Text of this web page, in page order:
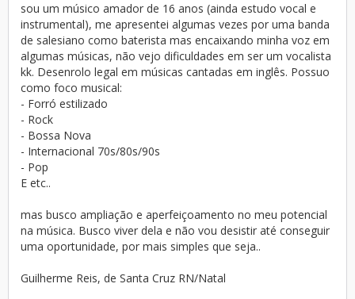
sou um músico amador de 16 anos (ainda estudo vocal e
instrumental), me apresentei algumas vezes por uma banda
de salesiano como baterista mas encaixando minha voz em
algumas músicas, não vejo dificuldades em ser um vocalista
kk. Desenrolo legal em músicas cantadas em inglês. Possuo
como foco musical:
- Forró estilizado
- Rock
- Bossa Nova
- Internacional 70s/80s/90s
- Pop
E etc..
mas busco ampliação e aperfeiçoamento no meu potencial
na música. Busco viver dela e não vou desistir até conseguir
uma oportunidade, por mais simples que seja..
Guilherme Reis, de Santa Cruz RN/Natal